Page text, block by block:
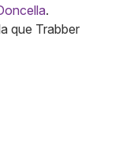
.
que Trabber